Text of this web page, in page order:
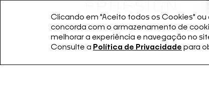
Clicando em "Aceito todos os Cookies"
concorda com o armazenamento de
melhorar a experiência e navegação no
Consulte a Política de Privacidade para